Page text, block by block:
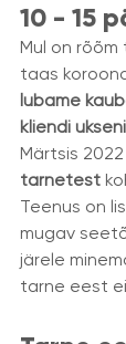
10 - 15
Mul on
taas
lubame
kliendi
Märtsis
tarnetest
Teenus on
mugav
järele
tarne eest